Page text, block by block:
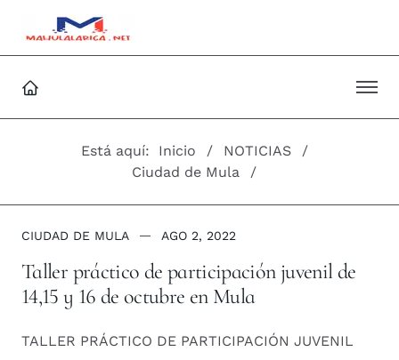
Está aquí: Inicio
NOTICIAS
Ciudad de Mula
CIUDAD DE MULA AGO 2, 2022
Taller práctico de participación juvenil de
14,15 y 16 de octubre en Mula
TALLER PRÁCTICO DE PARTICIPACIÓN JUVENIL